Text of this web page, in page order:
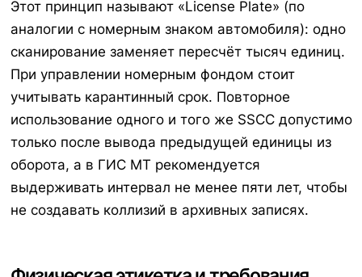
Этот принцип называют «License Plate» (по
аналогии с номерным знаком автомобиля): одно
сканирование заменяет пересчёт тысяч единиц.
При управлении номерным фондом стоит
учитывать карантинный срок. Повторное
использование одного и того же SSCC допустимо
только после вывода предыдущей единицы из
оборота, а в ГИС МТ рекомендуется
выдерживать интервал не менее пяти лет, чтобы
не создавать коллизий в архивных записях.